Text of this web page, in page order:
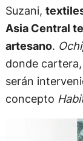
Suzani,
Asia Central
artesano.
donde
serán
concepto